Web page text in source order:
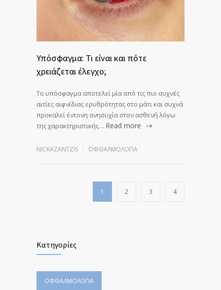
Υπόσφαγμα: Τι είναι και πότε
χρειάζεται έλεγχο;
Το υπόσφαγμα αποτελεί μία από τις πιο συχνές
αιτίες αιφνίδιας ερυθρότητας στο μάτι και συχνά
προκαλεί έντονη ανησυχία στον ασθενή λόγω
της χαρακτηριστικής… Read more
NICKAZANTZIS ΟΦΘΑΛΜΟΛΟΓΊΑ
1 2 3 4
Κατηγορίες
ΟΦΘΑΛΜΟΛΟΓΊΑ